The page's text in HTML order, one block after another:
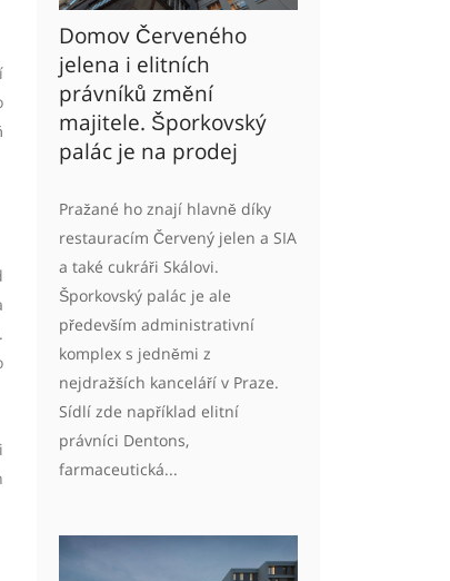
Domov Červeného
jelena i elitních
právníků změní
majitele. Šporkovský
palác je na prodej
Pražané ho znají hlavně díky
restauracím Červený jelen a SIA
a také cukráři Skálovi.
Šporkovský palác je ale
především administrativní
komplex s jedněmi z
nejdražších kanceláří v Praze.
Sídlí zde například elitní
právníci Dentons,
farmaceutická...